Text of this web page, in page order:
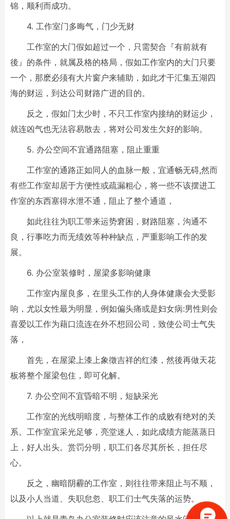
锦，顺利而成功。
4. 工作室门多晦气，门少无财
工作室的大门假如超过一个，只需契合『有前就有
後』的条件，就属及格的格局，假如工作室内的大门只要
一个，那麽必须有大片窗户来辅助，如此才干汇集五湖四
海的财运，到达公司财路广进的目的。
反之，假如门太少时，不只工作室内接纳的财运少，
就连凶气也无法容易散去，将对公司发生欠好的影响。
5. 办公空间不宜通路阻塞，阻止重重
工作室的通路正如同人的血脉一般，宜通畅无碍,然而
有些工作室却居于方便性或疏漏粗心，将一些不该摆进工
作室的东西塞得水泄不通，阻止了整个通道，
如此往往为职工带来运势窘困，财路阻塞，沟通不
良，行事吃力而无绩效等种种缺点，严重影响工作的发
展。
6. 办公室装修时，屋梁多影响健康
工作室内屋良多，在里头工作的人身体健康会大受影
响，尤以女性最为明显，例如偏头痛或是妇女病:男性则会
喜爱以工作为藉口流连在外不想回公司，致使公司士气失
落，
首先，在屋梁上漆上象徵吉祥的红漆，然後再做天花
板将整个屋梁包住，即可化解。
7. 办公空间不宜昏暗不明，短缺采光
工作室的光线明暗度，与整体工作的成败有绝对的关
系。工作室宜采光足够，亮堂迷人，如此成绩方能蒸蒸日
上，好人出头。赏罚分明，职工们各尽其所长，担任尽
心。
反之，幽暗阴霾的工作室，则往往带来阻止与不顺，
以及小人当道、失职怠忽、职工们士气失落的运势。